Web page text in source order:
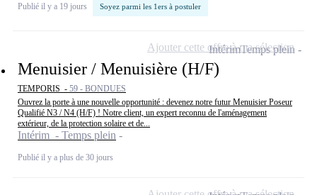
Publié il y a 19 jours Soyez parmi les 1ers à postuler
Menuisier / Menuisière (H/F)
TEMPORIS - 59 - BONDUES
Ouvrez la porte à une nouvelle opportunité : devenez notre futur Menuisier Poseur
Qualifié N3 / N4 (H/F) ! Notre client, un expert reconnu de l'aménagement
extérieur, de la protection solaire et de...
Intérim - Temps plein
Publié il y a plus de 30 jours
IntérimTemps plein
Ajouter cette offre à ma sélection